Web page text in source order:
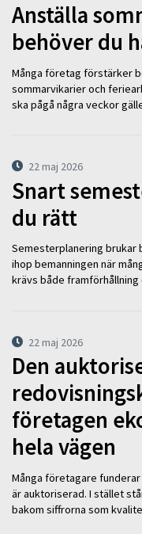
Anställa
behöver du
Många företag förstärker
sommarvikarier och
ska pågå några veckor
22 maj 2026
Snart
du rätt
Semesterplanering brukar
ihop bemanningen när
krävs både
22 maj 2026
Den
företagen
hela vägen
Många företagare
är auktoriserad. I stället
bakom siffrorna som